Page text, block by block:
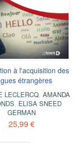
à l'acquisition des
étrangères
LECLERCQ,AMANDA
, ELISA SNEED
GERMAN
25,99 €